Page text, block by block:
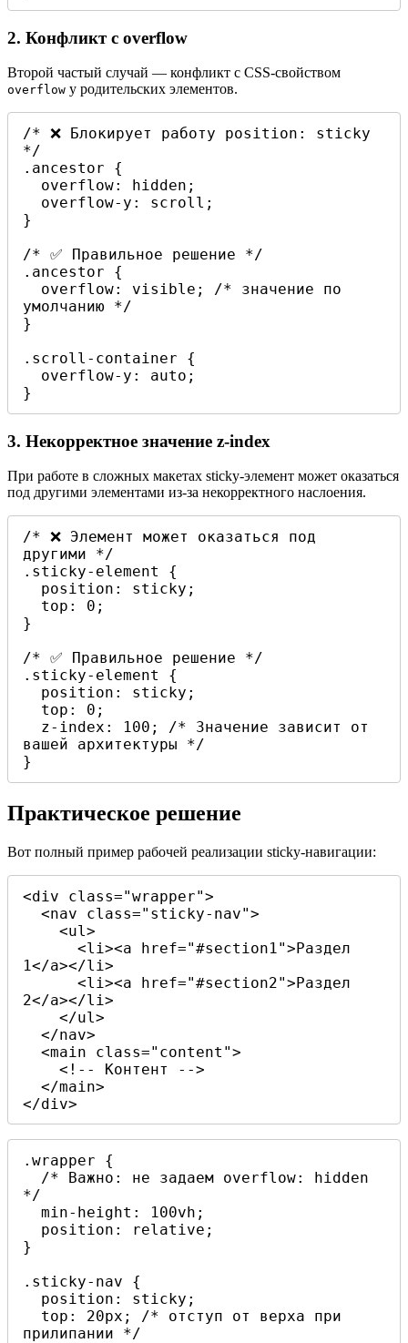
2. Конфликт с overflow
Второй частый случай — конфликт с CSS-свойством
overflow у родительских элементов.
/* ❌ Блокирует работу position: sticky
*/
.ancestor {
}
/* ✅ Правильное решение */
.ancestor {
умолчанию */
}
.scroll-container {
}
3. Некорректное значение z-index
При работе в сложных макетах sticky-элемент может оказаться
под другими элементами из-за некорректного наслоения.
/* ❌ Элемент может оказаться под
другими */
.sticky-element {
}
/* ✅ Правильное решение */
.sticky-element {
вашей архитектуры */
}
Практическое решение
Вот полный пример рабочей реализации sticky-навигации:
<div class="wrapper">
1</a></li>
2</a></li>
</div>
.wrapper {
*/
}
.sticky-nav {
прилипании */